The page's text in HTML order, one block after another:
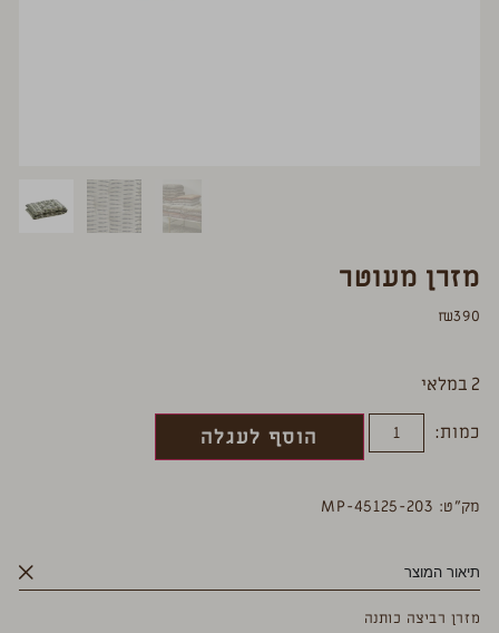
מזרן מעוטר
₪390
2 במלאי
כמות:
הוסף לעגלה
מק”ט: MP-45125-203
תיאור המוצר
מזרן רביצה כותנה